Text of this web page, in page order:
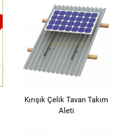
Kırışık Çelik Tavan Takım
Aleti